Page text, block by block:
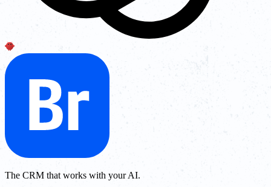
The CRM that works with your AI.